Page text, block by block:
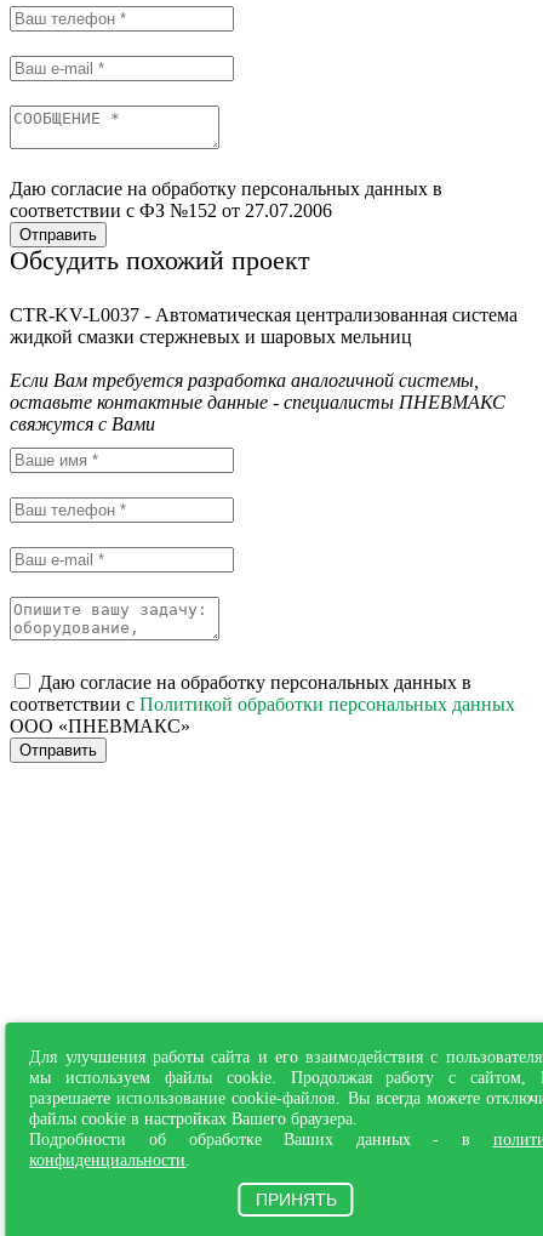
Для улучшения работы сайта и его взаимодействия с
мы используем файлы cookie. Продолжая работу с сайтом,
разрешаете использование cookie-файлов. Вы всегда можете
файлы cookie в настройках Вашего браузера.
Подробности об обработке Ваших данных - в
конфиденциальности
ПРИНЯТЬ
Даю согласие на обработку персональных данных в
соответствии с ФЗ №152 от 27.07.2006
Отправить
Обсудить похожий проект
CTR-KV-L0037 - Автоматическая централизованная система
жидкой смазки стержневых и шаровых мельниц
Если Вам требуется разработка аналогичной системы,
оставьте контактные данные - специалисты ПНЕВМАКС
свяжутся с Вами
Даю согласие на обработку персональных данных в
соответствии с Политикой обработки персональных данных
ООО «ПНЕВМАКС»
Отправить